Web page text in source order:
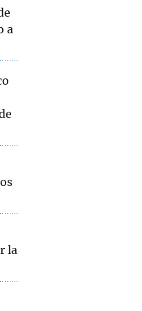
a
la